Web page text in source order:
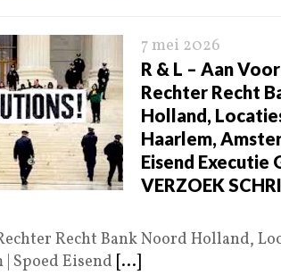
7 mei 2026
R & L – Aan
Rechter Recht
Holland,
Haarlem,
Eisend Executie
VERZOEK
Recht Bank Noord Holland,
Spoed Eisend [...]